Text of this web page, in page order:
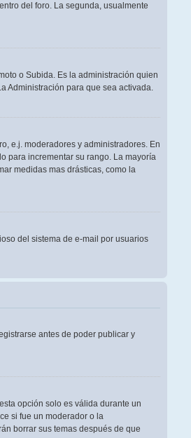
del foro. La segunda, usualmente
o Subida. Es la administración quien
Administración para que sea activada.
e.j. moderadores y administradores. En
para incrementar su rango. La mayoría
medidas mas drásticas, como la
del sistema de e-mail por usuarios
antes de poder publicar y
opción solo es válida durante un
si fue un moderador o la
borrar sus temas después de que